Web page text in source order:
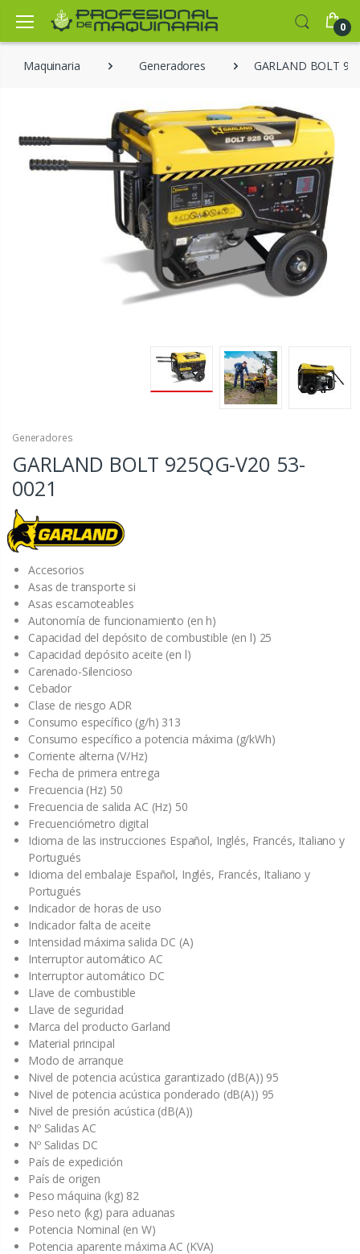
0
Maquinaria Generadores GARLAND BOLT
Generadores
GARLAND BOLT 925QG-V20 53-
0021
Accesorios
Asas de transporte si
Asas escamoteables
Autonomía de funcionamiento (en h)
Capacidad del depósito de combustible (en l) 25
Capacidad depósito aceite (en l)
Carenado-Silencioso
Cebador
Clase de riesgo ADR
Consumo específico (g/h) 313
Consumo específico a potencia máxima (g/kWh)
Corriente alterna (V/Hz)
Fecha de primera entrega
Frecuencia (Hz) 50
Frecuencia de salida AC (Hz) 50
Frecuenciómetro digital
Idioma de las instrucciones Español, Inglés, Francés, Italiano y
Portugués
Idioma del embalaje Español, Inglés, Francés, Italiano y
Portugués
Indicador de horas de uso
Indicador falta de aceite
Intensidad máxima salida DC (A)
Interruptor automático AC
Interruptor automático DC
Llave de combustible
Llave de seguridad
Marca del producto Garland
Material principal
Modo de arranque
Nivel de potencia acústica garantizado (dB(A)) 95
Nivel de potencia acústica ponderado (dB(A)) 95
Nivel de presión acústica (dB(A))
Nº Salidas AC
Nº Salidas DC
País de expedición
País de origen
Peso máquina (kg) 82
Peso neto (kg) para aduanas
Potencia Nominal (en W)
Potencia aparente máxima AC (KVA)